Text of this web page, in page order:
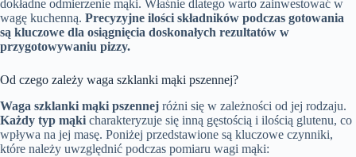
dokładne odmierzenie mąki. Właśnie dlatego warto zainwestować w
wagę kuchenną. Precyzyjne ilości składników podczas gotowania
są kluczowe dla osiągnięcia doskonałych rezultatów w
przygotowywaniu pizzy.
Od czego zależy waga szklanki mąki pszennej?
Waga szklanki mąki pszennej różni się w zależności od jej rodzaju.
Każdy typ mąki charakteryzuje się inną gęstością i ilością glutenu, co
wpływa na jej masę. Poniżej przedstawione są kluczowe czynniki,
które należy uwzględnić podczas pomiaru wagi mąki: